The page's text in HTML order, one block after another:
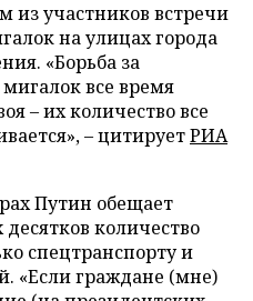
из участников встречи
на улицах города
«Борьба за
все время
– их количество все
– цитируетРИА
Путин обещает
количество
спецтранспорту и
«Если граждане (мне)